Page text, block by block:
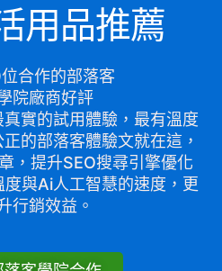
用品推薦
合作的部落客
院廠商好評
實的試用體驗，最有溫度
的部落客體驗文就在這，
，提升SEO搜尋引擎優化
與Ai人工智慧的速度，更
行銷效益。